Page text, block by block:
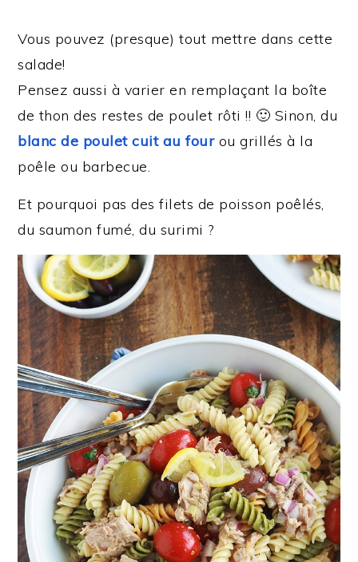
Vous pouvez (presque) tout mettre dans cette
salade!
Pensez aussi à varier en remplaçant la boîte
de thon des restes de poulet rôti !! 🙂 Sinon, du
blanc de poulet cuit au fourou grillés à la
poêle ou barbecue.
Et pourquoi pas des filets de poisson poêlés,
du saumon fumé, du surimi ?